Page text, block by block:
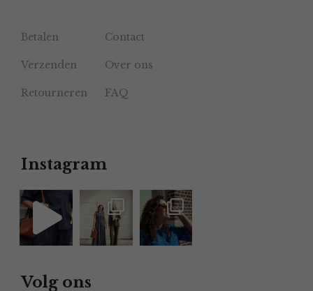
Betalen Contact
Verzenden Over ons
Retourneren FAQ
Instagram
Volg ons